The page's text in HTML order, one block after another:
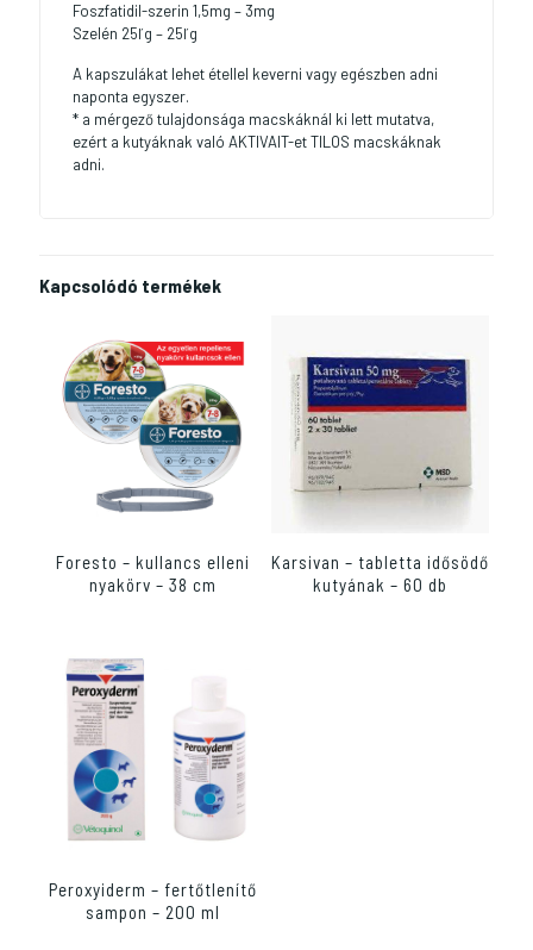
Foszfatidil-szerin 1,5mg – 3mg
Szelén 25ľg – 25ľg
A kapszulákat lehet étellel keverni vagy egészben adni
naponta egyszer.
* a mérgező tulajdonsága macskáknál ki lett mutatva,
ezért a kutyáknak való AKTIVAIT-et TILOS macskáknak
adni.
Kapcsolódó termékek
Foresto – kullancs elleni
nyakörv – 38 cm
Karsivan – tabletta idősödő
kutyának – 60 db
Peroxyiderm – fertőtlenítő
sampon – 200 ml